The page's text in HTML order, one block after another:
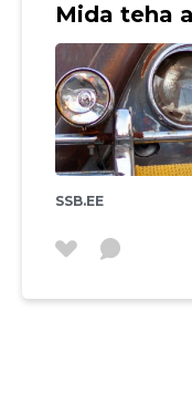
Mida teha
SSB.EE